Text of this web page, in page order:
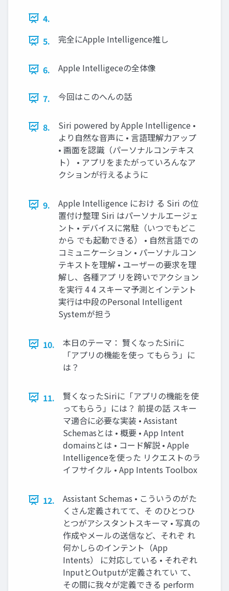
4.
5.
完全にApple Intelligence推し
6. Apple Intelligeceの全体像
7. 今回はこのへんの話
8.
Siri powered by Apple Intelligence •
より自然な音声に • 言語理解力アップ
• 画面を認識（パーソナルコンテキス
ト） • アプリをまたがっていろんなア
クションが行えるように
9.
Apple Intelligence におけ る Siri の位
置付け整理 Siri はパーソナルエージェ
ント • デバイスに常駐（いつでもどこ
から でも起動できる） • 自然言語での
コミュニケーション • パーソナルコン
テキストを理解 • ユーザーの要求を理
解し、各種アプ リを跨いでアクション
を実行 4 4 スキーマ予測とインテント
実行は中段のPersonal Intelligent
Systemが担う
10.
本日のテーマ： 賢くなったSiriに
「アプリの機能を使っ てもらう」に
は？
11.
賢くなったSiriに「アプリの機能を使
ってもらう」には？ 前提の話 スキー
マ適合に必要な実装 • Assistant
Schemasとは • 概要 • App Intent
domainsとは • コード解説 • Apple
Intelligenceを使った リクエストのラ
イフサイクル • App Intents Toolbox
12.
Assistant Schemas • こういうのがた
くさん定義されてて、そ のひとつひ
とつがアシスタントスキーマ • 写真の
作成やメールの送信など、それぞ れ
何かしらのインテント（App
Intents） に対応している • それぞれ
InputとOutputが定義されてい て、
その間に我々が定義できる perform